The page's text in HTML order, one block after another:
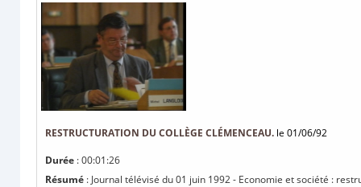
RESTRUCTURATION DU COLLÈGE CLÉMENCEAU. le 01/06/92
Durée : 00:01:26
Résumé : Journal télévisé du 01 juin 1992 - Economie et société :